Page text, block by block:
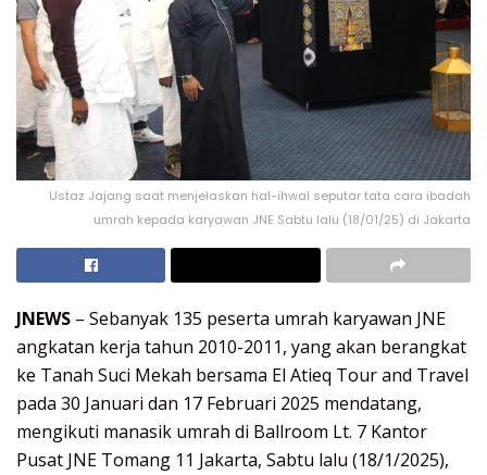
Ustaz Jajang saat menjelaskan hal-ihwal seputar tata cara ibadah
umrah kepada karyawan JNE Sabtu lalu (18/01/25) di Jakarta
JNEWS – Sebanyak 135 peserta umrah karyawan JNE
angkatan kerja tahun 2010-2011, yang akan berangkat
ke Tanah Suci Mekah bersama El Atieq Tour and Travel
pada 30 Januari dan 17 Februari 2025 mendatang,
mengikuti manasik umrah di Ballroom Lt. 7 Kantor
Pusat JNE Tomang 11 Jakarta, Sabtu lalu (18/1/2025),